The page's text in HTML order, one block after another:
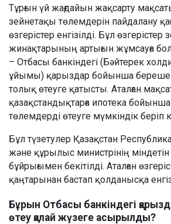
Тұрғын үй жағдайын жақсарту
зейнетақы төлемдерін пайдалану
өзгерістер енгізілді. Бұл өзгерістер
жинақтарының артығын жұмсауға
– Отбасы банкіндегі (Бәйтерек
ұйымы) қарыздар бойынша
толық өтеуге қатысты. Аталған
қазақстандықтарға ипотека
төлемдерді өтеуге мүмкіндік беріп
Бұл түзетулер Қазақстан
және құрылыс министрінің
бұйрығымен бекітілді. Аталған
қаңтарынан бастап қолданысқа
Бұрын Отбасы банкіндегі
өтеу қалай жүзеге асырылды?